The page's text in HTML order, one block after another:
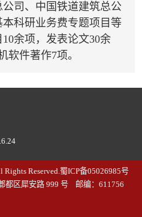
司、中国铁道建筑总公
科研业务费专题项目等
余项，发表论文30余
软件著作7项。
.6.24
Reserved.蜀ICP备05026985号
都区犀安路 999 号 邮编：611756